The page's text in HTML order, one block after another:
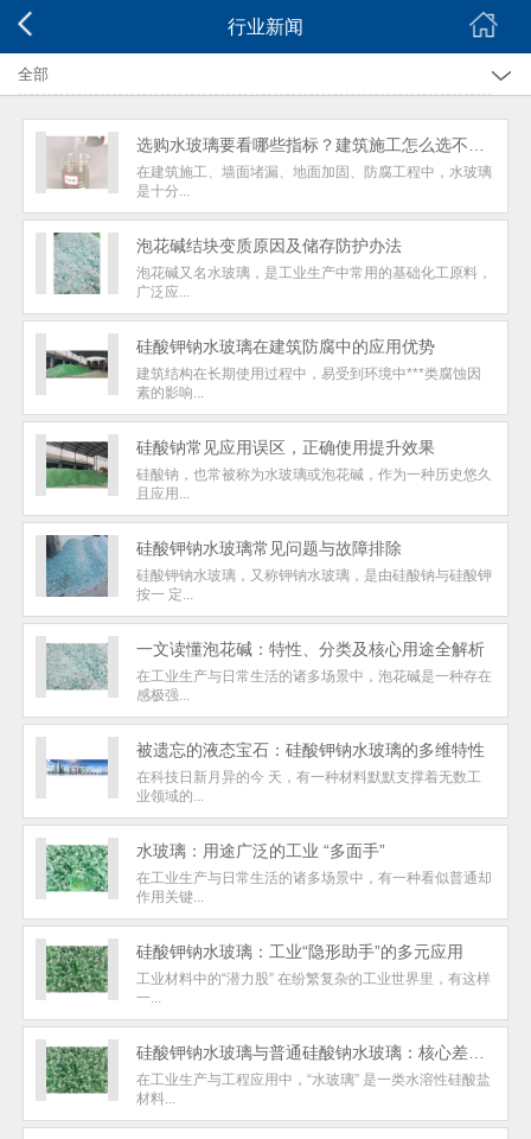
行业新闻
全部
行业新闻
公司新闻
在建筑施工、墙面堵漏、地面加固、防腐工程中，水玻璃
是十分...
泡花碱结块变质原因及储存防护办法
泡花碱又名水玻璃，是工业生产中常用的基础化工原料，
广泛应...
硅酸钾钠水玻璃在建筑防腐中的应用优势
建筑结构在长期使用过程中，易受到环境中***类腐蚀因
素的影响...
硅酸钠常见应用误区，正确使用提升效果
硅酸钠，也常被称为水玻璃或泡花碱，作为一种历史悠久
且应用...
硅酸钾钠水玻璃常见问题与故障排除
硅酸钾钠水玻璃，又称钾钠水玻璃，是由硅酸钠与硅酸钾
按一 定...
一文读懂泡花碱：特性、分类及核心用途全解析
在工业生产与日常生活的诸多场景中，泡花碱是一种存在
感极强...
被遗忘的液态宝石：硅酸钾钠水玻璃的多维特性
在科技日新月异的今 天，有一种材料默默支撑着无数工
业领域的...
水玻璃：用途广泛的工业 “多面手”
在工业生产与日常生活的诸多场景中，有一种看似普通却
作用关键...
硅酸钾钠水玻璃：工业“隐形助手”的多元应用
工业材料中的“潜力股” 在纷繁复杂的工业世界里，有这样
一...
在工业生产与工程应用中，“水玻璃” 是一类水溶性硅酸盐
材料...